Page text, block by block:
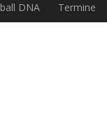
DNA Termine